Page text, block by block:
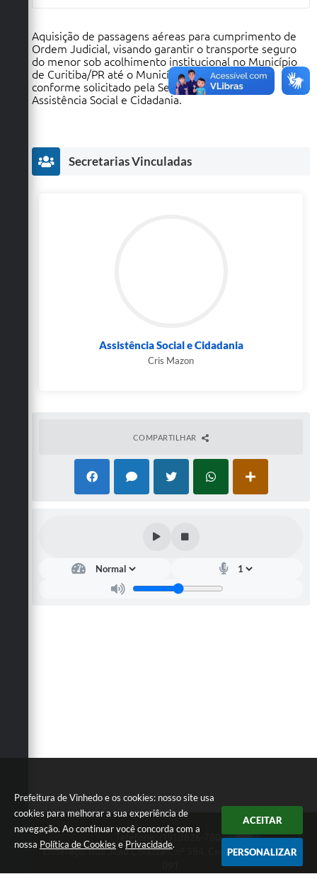
Prefeitura de Vinhedo e os cookies: nosso site usa
cookies para melhorar a sua experiência de
navegação. Ao continuar você concorda com a
nossa Política de Cookies e Privacidade.
ACEITAR
PERSONALIZAR
Poupatempo
Fala.BR
Listagem dos CEPs de Vinhedo
Contratos
Associação dos Servidores Públicos Municipais de
Aquisição de passagens aéreas para cumprimento de
Ordem Judicial, visando garantir o transporte seguro
do menor sob acolhimento institucional no Município
de Curitiba/PR até o Município de Vinhedo/SP,
conforme solicitado pela Secretaria Municipal de
Assistência Social e Cidadania.
Secretarias Vinculadas
Assistência Social e Cidadania
Cris Mazon
COMPARTILHAR
Telefone: (19) 3826-7800
Endereço: Rua João Corazzari, nº 394, Centro | CEP: 13280-